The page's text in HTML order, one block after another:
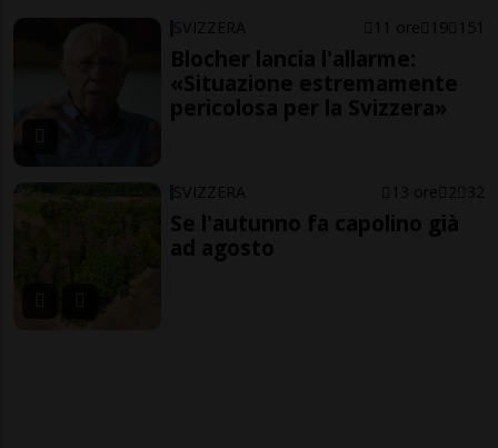
SVIZZERA 11 ore 19 151
Blocher lancia l'allarme:
«Situazione estremamente
pericolosa per la Svizzera»
SVIZZERA 13 ore 2 32
Se l'autunno fa capolino già
ad agosto